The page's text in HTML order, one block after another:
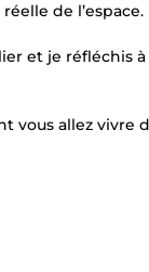
de l’espace.
et je réfléchis
vous allez vivre